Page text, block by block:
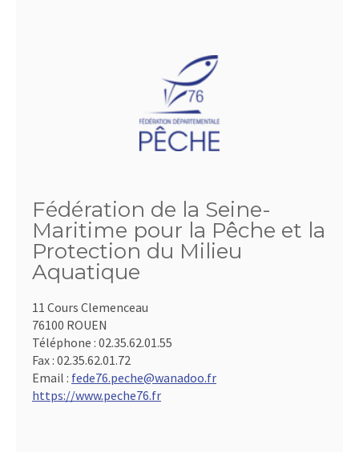
Fédération de la Seine-
Maritime pour la Pêche et la
Protection du Milieu
Aquatique
11 Cours Clemenceau
76100 ROUEN
Téléphone : 02.35.62.01.55
Fax : 02.35.62.01.72
Email : fede76.peche@wanadoo.fr
https://www.peche76.fr